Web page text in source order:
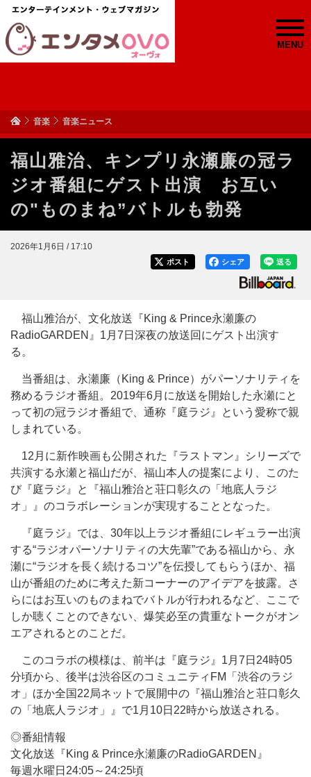
MENU
音楽 音楽ニュース
福山雅治、キンプリ永瀬廉の冠ラ
ジオ番組にゲスト出演 お互い
の"ものまね”バトルも勃発
2026年1月6日 / 17:10
送る
シェア
ポスト
福山雅治が、文化放送『King & Prince永瀬廉の
RadioGARDEN』1月7日深夜の放送回にゲスト出演す
る。
当番組は、永瀬廉（King & Prince）がパーソナリティを
務めるラジオ番組。2019年6月に放送を開始した永瀬にと
って初の冠ラジオ番組で、通称『庭ラジ』という愛称で親
しまれている。
12月に新作映画も公開された『ラストマン』シリーズで
共演する永瀬と福山だが、福山本人の提案により、このた
び『庭ラジ』と『福山雅治と荘口彰久の「地底人ラジ
オ」』のコラボレーションが実現することとなった。
『庭ラジ』では、30年以上ラジオ番組にレギュラー出演
する“ラジオパーソナリティの大先輩”である福山から、永
瀬に“ラジオを長く続けるコツ”を伝授してもらうほか、福
山が番組のために考えた新コーナーのアイデアを披露。さ
らにはお互いのものまねでバトルが行われるなど、ここで
しか聴くことのできない、爆笑必至の貴重なトークがオン
エアされるとのことだ。
このコラボの模様は、前半は『庭ラジ』1月7日24時05
分頃から、後半は渋谷区のコミュニティFM「渋谷のラジ
オ」ほか全国22局ネットで展開中の『福山雅治と荘口彰久
の「地底人ラジオ」』で1月10日22時から放送される。
◎番組情報
文化放送『King & Prince永瀬廉のRadioGARDEN』
毎週水曜日24:05～24:25頃